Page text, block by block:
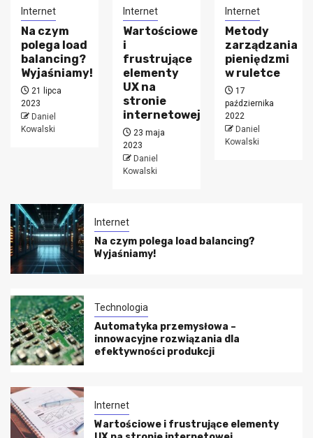
Internet
Na czym
polega load
balancing?
Wyjaśniamy!
21 lipca
2023
Daniel
Kowalski
Internet
Wartościowe
i
frustrujące
elementy
UX na
stronie
internetowej
23 maja
2023
Daniel
Kowalski
Internet
Metody
zarządzania
pieniędzmi
w ruletce
17
października
2022
Daniel
Kowalski
Internet
Na czym polega load balancing?
Wyjaśniamy!
Technologia
Automatyka przemysłowa –
innowacyjne rozwiązania dla
efektywności produkcji
Internet
Wartościowe i frustrujące elementy